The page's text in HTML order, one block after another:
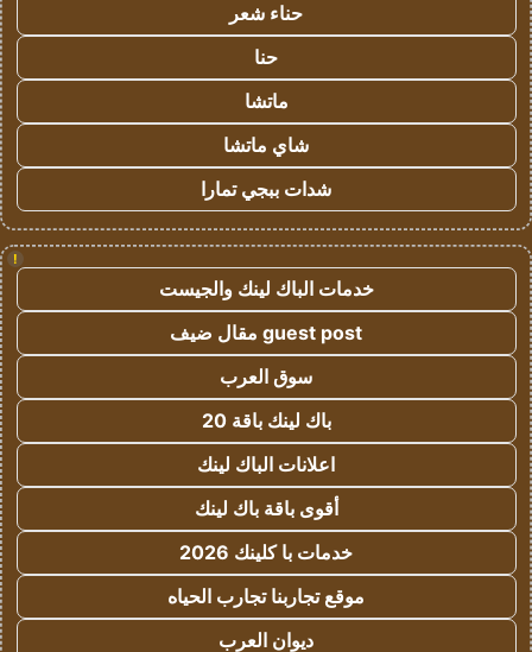
حناء شعر
حنا
ماتشا
شاي ماتشا
شدات ببجي تمارا
!
خدمات الباك لينك والجيست
guest post مقال ضيف
سوق العرب
باك لينك باقة 20
اعلانات الباك لينك
أقوى باقة باك لينك
خدمات با كلينك 2026
موقع تجاربنا تجارب الحياه
ديوان العرب